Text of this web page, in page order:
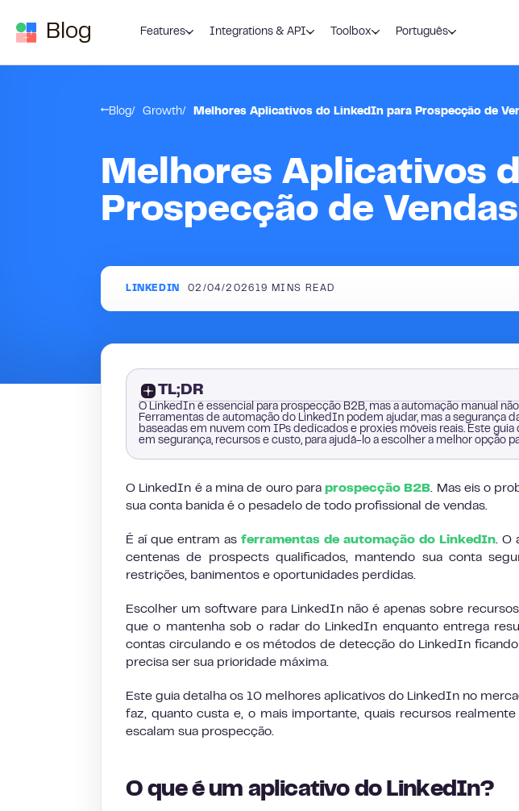
Blog Features Integrations & API Toolbox Português
Blog Growth Melhores Aplicativos do LinkedIn para Prospecção de
Melhores Aplicativos
Prospecção de
LINKEDIN 02/04/2026 19 MINS READ
TL;DR
O LinkedIn é essencial para prospecção B2B, mas a automação manual
Ferramentas de automação do LinkedIn podem ajudar, mas a segurança
baseadas em nuvem com IPs dedicados e proxies móveis reais. Este
em segurança, recursos e custo, para ajudá-lo a escolher a melhor opção
O LinkedIn é a mina de ouro para prospecção B2B. Mas eis o
sua conta banida é o pesadelo de todo profissional de vendas.
É aí que entram as ferramentas de automação do LinkedIn. O
centenas de prospects qualificados, mantendo sua conta
restrições, banimentos e oportunidades perdidas.
Escolher um software para LinkedIn não é apenas sobre
que o mantenha sob o radar do LinkedIn enquanto entrega
contas circulando e os métodos de detecção do LinkedIn
precisa ser sua prioridade máxima.
Este guia detalha os 10 melhores aplicativos do LinkedIn no
faz, quanto custa e, o mais importante, quais recursos
escalam sua prospecção.
O que é um aplicativo do LinkedIn?